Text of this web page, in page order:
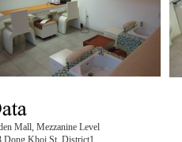
Mall, Mezzanine Level